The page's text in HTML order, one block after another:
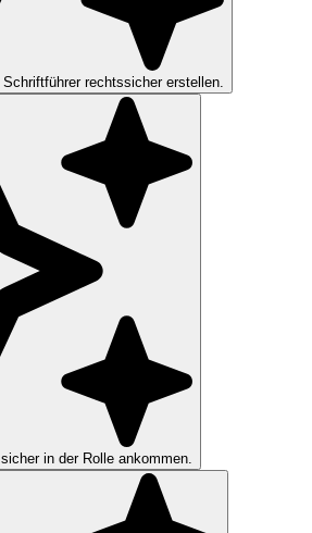
rechtssicher erstellen.
in der Rolle ankommen.